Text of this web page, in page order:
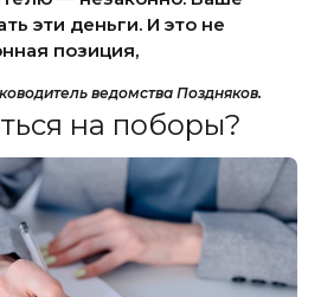
эти деньги. И это не
позиция,
ведомства Поздняков.
на поборы?